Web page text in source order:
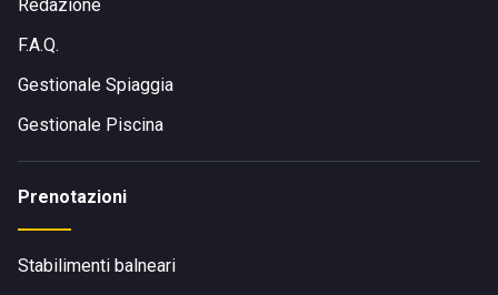
Redazione
F.A.Q.
Gestionale Spiaggia
Gestionale Piscina
Prenotazioni
Stabilimenti balneari